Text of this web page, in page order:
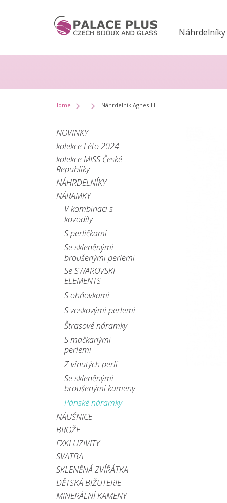
Náhrdelníky
Home Náhrdelník Agnes III
NOVINKY
kolekce Léto 2024
kolekce MISS České
Republiky
NÁHRDELNÍKY
NÁRAMKY
V kombinaci s
kovodíly
S perličkami
Se skleněnými
broušenými perlemi
Se SWAROVSKI
ELEMENTS
S ohňovkami
S voskovými perlemi
Štrasové náramky
S mačkanými
perlemi
Z vinutých perlí
Se skleněnými
broušenými kameny
Pánské náramky
NÁUŠNICE
BROŽE
EXKLUZIVITY
SVATBA
SKLENĚNÁ ZVÍŘÁTKA
DĚTSKÁ BIŽUTERIE
MINERÁLNÍ KAMENY